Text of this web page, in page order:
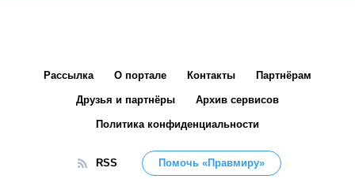
Рассылка О портале Контакты Партнёрам
Друзья и партнёры Архив сервисов
Политика конфиденциальности
RSS Помочь «Правмиру»